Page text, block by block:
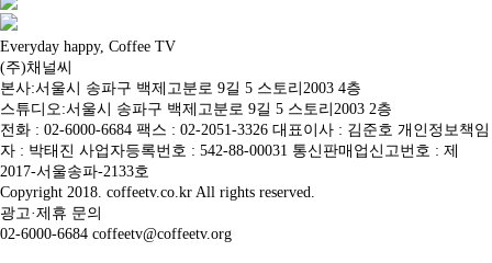
Everyday happy, Coffee TV
(주)채널씨
본사:서울시 송파구 백제고분로 9길 5 스토리2003 4층
스튜디오:서울시 송파구 백제고분로 9길 5 스토리2003 2층
전화 : 02-6000-6684 팩스 : 02-2051-3326 대표이사 : 김준호 개인정보책임
자 : 박태진 사업자등록번호 : 542-88-00031 통신판매업신고번호 : 제
2017-서울송파-2133호
Copyright 2018. coffeetv.co.kr All rights reserved.
광고·제휴 문의
02-6000-6684 coffeetv@coffeetv.org